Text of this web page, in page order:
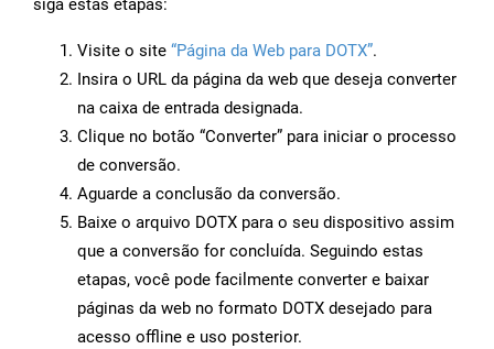
siga estas etapas:
Visite o site “Página da Web para DOTX”.
Insira o URL da página da web que deseja converter
na caixa de entrada designada.
Clique no botão “Converter” para iniciar o processo
de conversão.
Aguarde a conclusão da conversão.
Baixe o arquivo DOTX para o seu dispositivo assim
que a conversão for concluída. Seguindo estas
etapas, você pode facilmente converter e baixar
páginas da web no formato DOTX desejado para
acesso offline e uso posterior.